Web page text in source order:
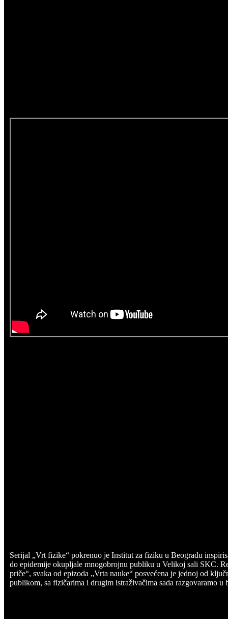
Serijal „Vrt fizike“ pokrenuo je Institut za fiziku u Beogradu
do epidemije okupljale mnogobrojnu publiku u Velikoj sali SKC.
priče“, svaka od epizoda „Vrta nauke“ posvećena je jednoj od
publikom, sa fizičarima i drugim istraživačima sada razgovaramo